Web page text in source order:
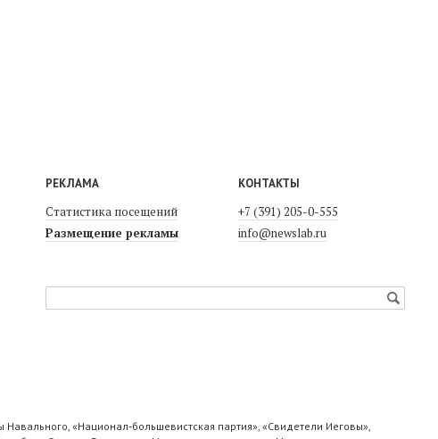
РЕКЛАМА
Статистика посещений
Размещение рекламы
КОНТАКТЫ
+7 (391) 205-0-555
info@newslab.ru
«Национал-большевистская партия», «Свидетели Иеговы»,